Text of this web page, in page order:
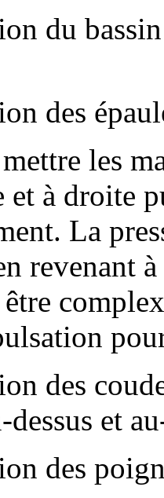
bassin
les
et à droite
La
revenant
coudes
et